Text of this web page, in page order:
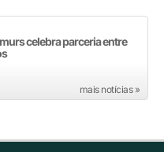
celebra parceria entre
mais notícias »